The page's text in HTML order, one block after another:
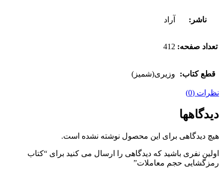
ناشر: آراد
تعداد صفحه: 412
قطع کتاب: وزیری(شمیز)
نظرات (0)
دیدگاهها
هیچ دیدگاهی برای این محصول نوشته نشده است.
اولین نفری باشید که دیدگاهی را ارسال می کنید برای “کتاب
رمزگشایی حجم معاملات”